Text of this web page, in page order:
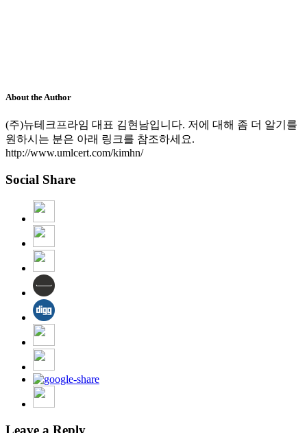
About the Author
(주)뉴테크프라임 대표 김현남입니다. 저에 대해 좀 더 알기를
원하시는 분은 아래 링크를 참조하세요.
http://www.umlcert.com/kimhn/
Social Share
Leave a Reply